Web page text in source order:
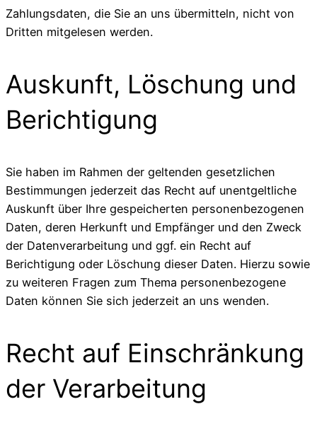
Zahlungsdaten, die Sie an uns übermitteln, nicht von
Dritten mitgelesen werden.
Auskunft, Löschung und
Berichtigung
Sie haben im Rahmen der geltenden gesetzlichen
Bestimmungen jederzeit das Recht auf unentgeltliche
Auskunft über Ihre gespeicherten personenbezogenen
Daten, deren Herkunft und Empfänger und den Zweck
der Datenverarbeitung und ggf. ein Recht auf
Berichtigung oder Löschung dieser Daten. Hierzu sowie
zu weiteren Fragen zum Thema personenbezogene
Daten können Sie sich jederzeit an uns wenden.
Recht auf Einschränkung
der Verarbeitung